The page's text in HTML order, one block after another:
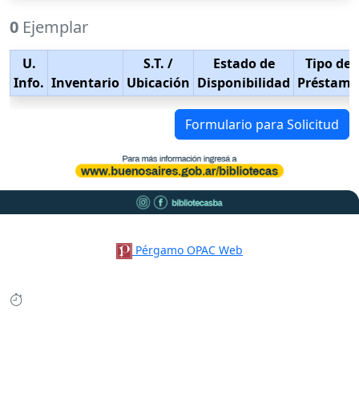
0 Ejemplar
U.
Info. Inventario
S.T. /
Ubicación
Estado de
Disponibilidad
Tipo de
Préstamo
Formulario para Solicitud
Pérgamo OPAC Web